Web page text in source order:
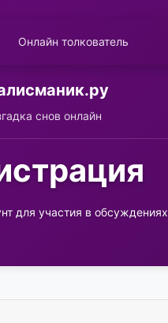
Онлайн толкователь
снов онлайн
для участия в обсуждениях